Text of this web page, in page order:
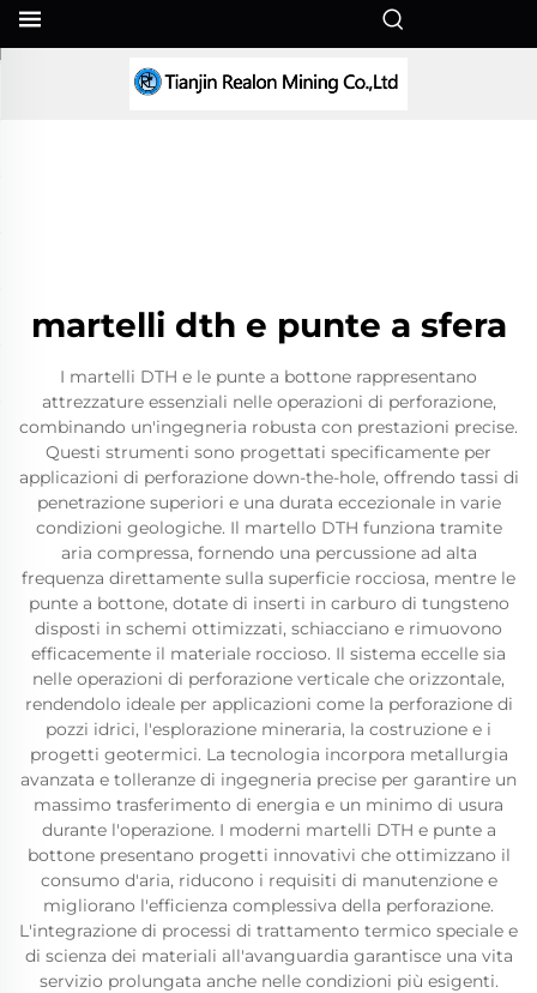
martelli dth e punte a sfera
I martelli DTH e le punte a bottone rappresentano
attrezzature essenziali nelle operazioni di perforazione,
combinando un'ingegneria robusta con prestazioni precise.
Questi strumenti sono progettati specificamente per
applicazioni di perforazione down-the-hole, offrendo tassi di
penetrazione superiori e una durata eccezionale in varie
condizioni geologiche. Il martello DTH funziona tramite
aria compressa, fornendo una percussione ad alta
frequenza direttamente sulla superficie rocciosa, mentre le
punte a bottone, dotate di inserti in carburo di tungsteno
disposti in schemi ottimizzati, schiacciano e rimuovono
efficacemente il materiale roccioso. Il sistema eccelle sia
nelle operazioni di perforazione verticale che orizzontale,
rendendolo ideale per applicazioni come la perforazione di
pozzi idrici, l'esplorazione mineraria, la costruzione e i
progetti geotermici. La tecnologia incorpora metallurgia
avanzata e tolleranze di ingegneria precise per garantire un
massimo trasferimento di energia e un minimo di usura
durante l'operazione. I moderni martelli DTH e punte a
bottone presentano progetti innovativi che ottimizzano il
consumo d'aria, riducono i requisiti di manutenzione e
migliorano l'efficienza complessiva della perforazione.
L'integrazione di processi di trattamento termico speciale e
di scienza dei materiali all'avanguardia garantisce una vita
servizio prolungata anche nelle condizioni più esigenti.